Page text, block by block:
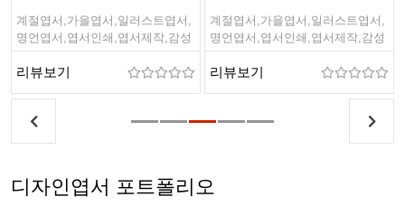
계절엽서,가을엽서,일러스트엽서,
명언엽서,엽서인쇄,엽서제작,감성
엽서,캘리그라피
리뷰보기
계절엽서,가을엽서,일러스트엽서,
명언엽서,엽서인쇄,엽서제작,감성
엽서,캘리그라피
리뷰보기
디자인엽서 포트폴리오